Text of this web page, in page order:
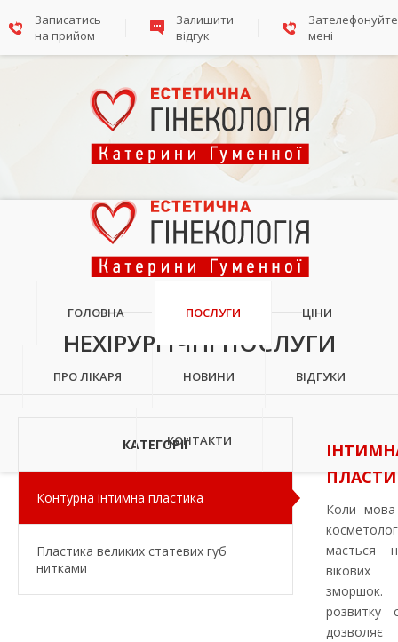
Записатись
на прийом
Залишити
відгук
Зателефонуйте
мені
ГОЛОВНА ПОСЛУГИ ЦІНИ
ПРО ЛІКАРЯ НОВИНИ ВІДГУКИ
КОНТАКТИ
ПОСЛУГИ
НЕХІРУРГІЧНІ ПОСЛУГИ
КАТЕГОРІЇ
Контурна інтимна пластика
Пластика великих статевих губ
нитками
Коли мова
мається
розвитку